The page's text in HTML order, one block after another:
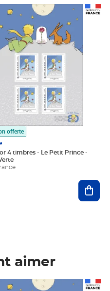
offerte
4 timbres - Le Petit Prince -
aimer